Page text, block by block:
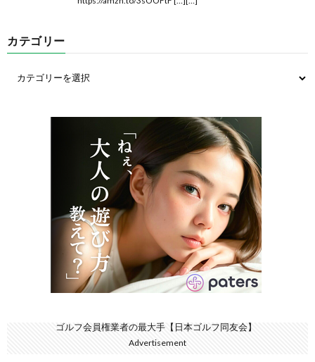
カテゴリー
ゴルフ会員権業者の最大手【日本ゴルフ同友会】
Advertisement